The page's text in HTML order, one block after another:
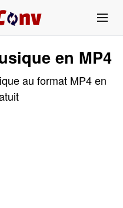
en MP4
au format MP4 en